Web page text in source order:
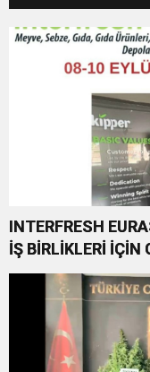
INTERFRESH
İŞ BİRLİKLERİ İÇİN